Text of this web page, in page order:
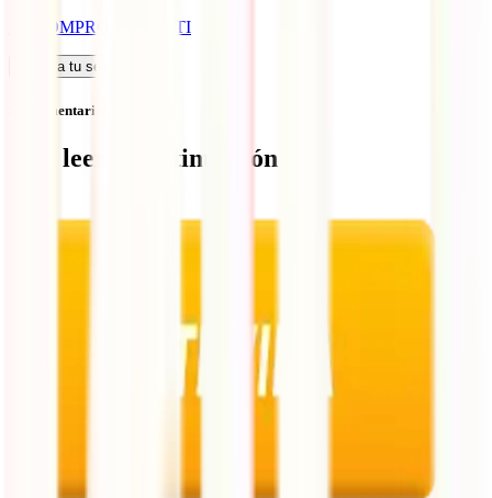
EL COMPROMISO IATI
Calcula tu seguro
Sin comentarios
Qué leer a continuación